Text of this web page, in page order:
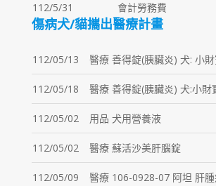
112/5/31
會計勞務費
傷病犬/貓攜出醫療計畫
112/05/13 醫療 善得錠(胰臟炎) 犬: 小
112/05/18 醫療 善得錠(胰臟炎) 犬:小財
112/05/02 用品 犬用營養液
112/05/02 醫療 蘇活沙美肝腦錠
112/05/09 醫療 106-0928-07 阿坦 肝